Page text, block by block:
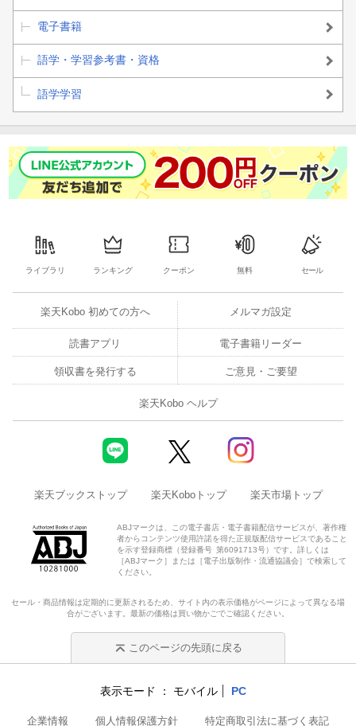
電子書籍
語学・学習参考書・資格
語学学習
ライブラリ ランキング クーポン 無料 セール
楽天Kobo 初めての方へ メルマガ設定
読書アプリ 電子書籍リーダー
領収書を発行する ご意見・ご要望
楽天Kobo ヘルプ
楽天ブックストップ 楽天Koboトップ 楽天市場トップ
ABJマークは、この電子書店・電子書籍配信サービスが、著作権
者からコンテンツ使用許諾を得た正規版配信サービスであること
を示す登録商標（登録番号 第6091713号）です。詳しくは
［ABJマーク］または［電子出版制作・流通協議会］で検索して
ください。
セール・商品情報は定期的に更新されるため、サイト内の表示価格がページによって異なる場
合がございます。最新の価格は買い物かごでご確認ください。
このページの先頭に戻る
表示モード モバイル PC
企業情報 個人情報保護方針 特定商取引法に基づく表記